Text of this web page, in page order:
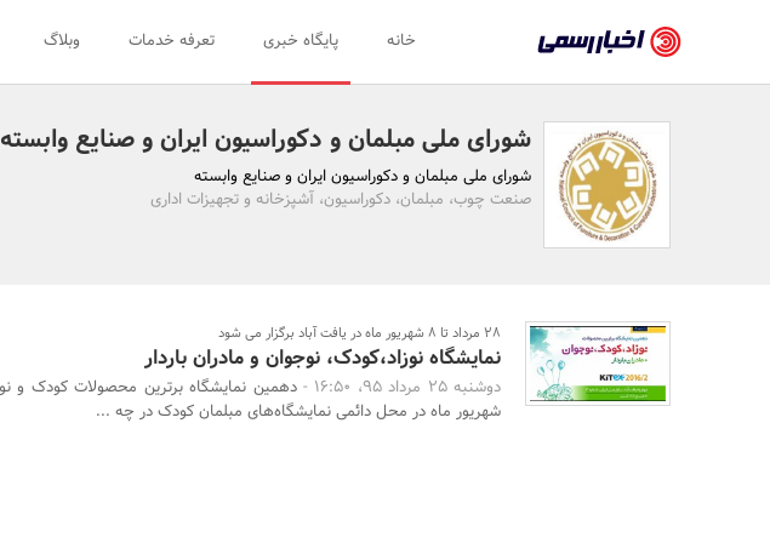
رسمی
اخبار
تایید
سازمان‌ها
روابط
خانه پایگاه خبری تعرفه خدمات وبلاگ
شورای ملی مبلمان و دکوراسیون ایران و صنایع وابسته
شورای ملی مبلمان و دکوراسیون ایران و صنایع وابسته
صنعت چوب، مبلمان، دکوراسیون، آشپزخانه و تجهیزات اداری
28 مرداد تا 8 شهریور ماه در یافت آباد برگزار می شود
نمایشگاه نوزاد،کودک، نوجوان و مادران باردار
دوشنبه 25 مرداد 95، 16:50 -
شهریور ماه در محل دائمی نمایشگاه‌های مبلمان کودک در چه ...